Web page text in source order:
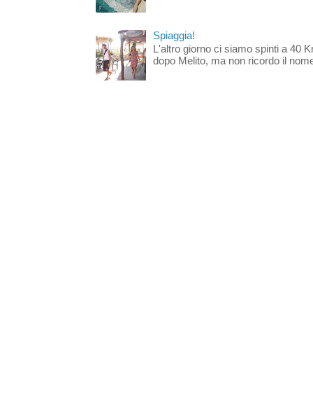
Spiaggia!
L'altro giorno ci siamo spinti a 40
dopo Melito, ma non ricordo il